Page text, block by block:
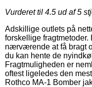
Vurderet til 4.5 ud af 5
Adskillige outlets på
forskellige fragtmetoder.
nærværende at få bragt
du kan hente de
Fragtmuligheden er
oftest ligeledes den
Rothco MA-1 Bomber